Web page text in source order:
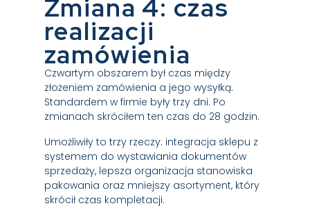
Zmiana 4: czas
realizacji
zamówienia
Czwartym obszarem był czas między
złożeniem zamówienia a jego wysyłką.
Standardem w firmie były trzy dni. Po
zmianach skróciłem ten czas do 28 godzin.
Umożliwiły to trzy rzeczy: integracja sklepu z
systemem do wystawiania dokumentów
sprzedaży, lepsza organizacja stanowiska
pakowania oraz mniejszy asortyment, który
skrócił czas kompletacji.